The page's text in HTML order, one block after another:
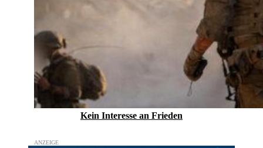
Kein Inte­resse an Frieden